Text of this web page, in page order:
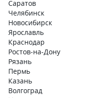
Саратов
Челябинск
Новосибирск
Ярославль
Краснодар
Ростов-на-Дону
Рязань
Пермь
Казань
Волгоград